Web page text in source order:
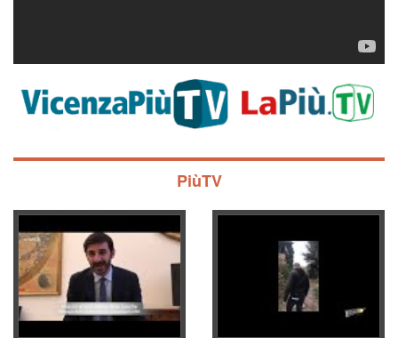
PiùTV